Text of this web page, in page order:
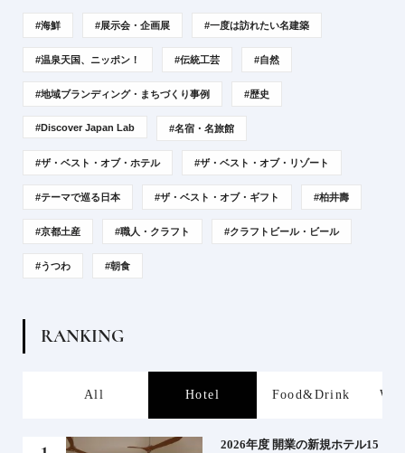
#海鮮 #展示会・企画展 #一度は訪れたい名建築
#温泉天国、ニッポン！ #伝統工芸 #自然
#地域ブランディング・まちづくり事例 #歴史
#Discover Japan Lab #名宿・名旅館
#ザ・ベスト・オブ・ホテル #ザ・ベスト・オブ・リゾート
#テーマで巡る日本 #ザ・ベスト・オブ・ギフト #柏井壽
#京都土産 #職人・クラフト #クラフトビール・ビール
#うつわ #朝食
RANKING
All Hotel Food&Drink
2026年度 開業の新規ホテル15